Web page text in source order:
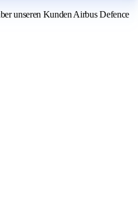
unseren Kunden Airbus Defence